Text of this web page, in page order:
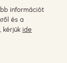
információt
és a
kérjük ide